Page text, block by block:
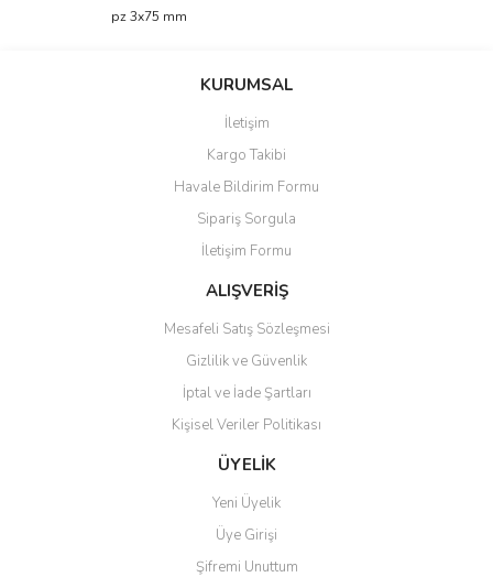
Görüş ve önerileriniz için teşekkür ederiz.
Ürün bilgilerinde hatalar bulunuyor.
Ürün fiyatı diğer sitelerden daha pahalı.
Bu ürüne benzer farklı alternatifler olmalı.
Gönder
pz 3x75 mm
KURUMSAL
İletişim
Kargo Takibi
Havale Bildirim Formu
Sipariş Sorgula
İletişim Formu
ALIŞVERİŞ
Mesafeli Satış Sözleşmesi
Gizlilik ve Güvenlik
İptal ve İade Şartları
Kişisel Veriler Politikası
ÜYELİK
Yeni Üyelik
Üye Girişi
Şifremi Unuttum